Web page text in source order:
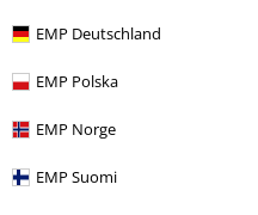
EMP Deutschland
EMP Polska
EMP Norge
EMP Suomi
Ropa
Ropa & accesorios
Tallas Grandes